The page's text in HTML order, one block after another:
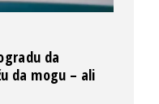
da
da mogu – ali